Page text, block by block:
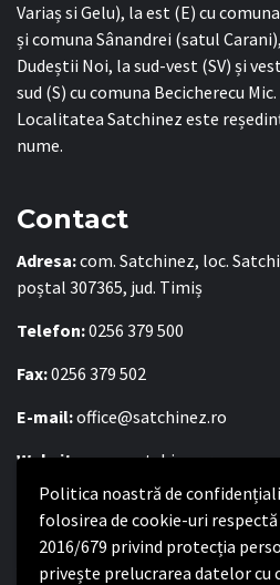
Politica noastră de
folosirea de cookie-uri
2016/679 privind protecția
privește prelucrarea datelor cu
Variaș si Gelu), la est (E) cu
și comuna Sânandrei (satul
Dudeștii Noi, la sud-vest (SV) și
sud (S) cu comuna Becicherecu Mic.
Localitatea Satchinez este
nume.
Contact
Adresa:com. Satchinez, loc.
poștal 307365, jud. Timiș
Telefon:0256 379 500
Fax:0256 379 502
E-mail:office@satchinez.ro
Website:www.satchinez.ro
Program cu publicul:
Luni – Joi:8:00-16:30
Vineri:8:00 – 14:00